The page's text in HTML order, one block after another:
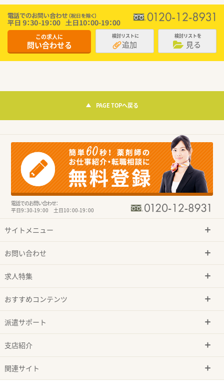
この求人に
問い合わせる
検討リストに
追加
検討リストを
見る
PAGE TOPへ戻る
電話でのお問い合わせ：
平日9：30-19：00 土日10：00-19：00
サイトメニュー
お問い合わせ
求人特集
おすすめコンテンツ
派遣サポート
支店紹介
関連サイト